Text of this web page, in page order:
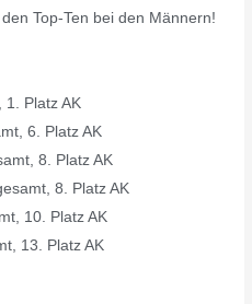
Top-Ten bei den Männern!
1. Platz AK
6. Platz AK
8. Platz AK
8. Platz AK
10. Platz AK
13. Platz AK